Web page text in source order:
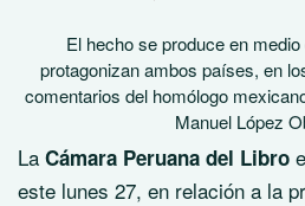
El hecho se produce en
protagonizan ambos países, en
comentarios del homólogo
Manuel López
La Cámara Peruana del Libro
este lunes 27, en relación a la